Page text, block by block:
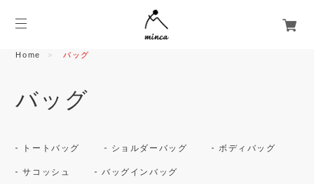
Home バッグ
バッグ
トートバッグ ショルダーバッグ ボディバッグ
サコッシュ バッグインバッグ